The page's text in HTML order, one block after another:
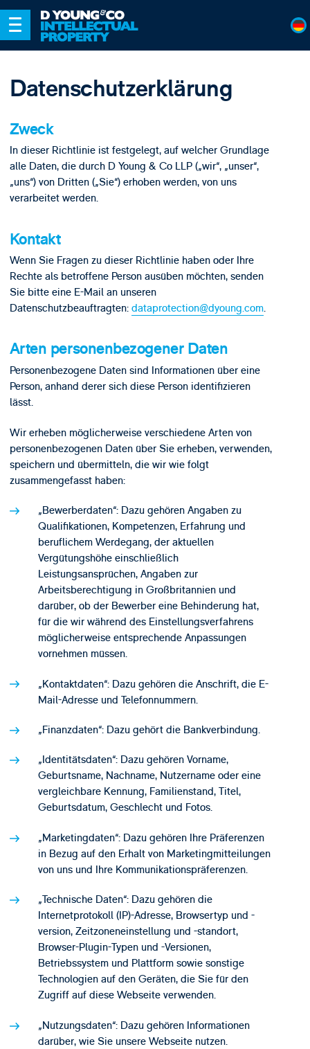
Datenschutzerklärung
Zweck
In dieser Richtlinie ist festgelegt, auf welcher Grundlage
alle Daten, die durch D Young & Co LLP („wir“, „unser“,
„uns“) von Dritten („Sie“) erhoben werden, von uns
verarbeitet werden.
Kontakt
Wenn Sie Fragen zu dieser Richtlinie haben oder Ihre
Rechte als betroffene Person ausüben möchten, senden
Sie bitte eine E-Mail an unseren
Datenschutzbeauftragten: dataprotection@dyoung.com.
Arten personenbezogener Daten
Personenbezogene Daten sind Informationen über eine
Person, anhand derer sich diese Person identifizieren
lässt.
Wir erheben möglicherweise verschiedene Arten von
personenbezogenen Daten über Sie erheben, verwenden,
speichern und übermitteln, die wir wie folgt
zusammengefasst haben:
„Bewerberdaten“: Dazu gehören Angaben zu
Qualifikationen, Kompetenzen, Erfahrung und
beruflichem Werdegang, der aktuellen
Vergütungshöhe einschließlich
Leistungsansprüchen, Angaben zur
Arbeitsberechtigung in Großbritannien und
darüber, ob der Bewerber eine Behinderung hat,
für die wir während des Einstellungsverfahrens
möglicherweise entsprechende Anpassungen
vornehmen müssen.
„Kontaktdaten“: Dazu gehören die Anschrift, die E-
Mail-Adresse und Telefonnummern.
„Finanzdaten“: Dazu gehört die Bankverbindung.
„Identitätsdaten“: Dazu gehören Vorname,
Geburtsname, Nachname, Nutzername oder eine
vergleichbare Kennung, Familienstand, Titel,
Geburtsdatum, Geschlecht und Fotos.
„Marketingdaten“: Dazu gehören Ihre Präferenzen
in Bezug auf den Erhalt von Marketingmitteilungen
von uns und Ihre Kommunikationspräferenzen.
„Technische Daten“: Dazu gehören die
Internetprotokoll (IP)-Adresse, Browsertyp und -
version, Zeitzoneneinstellung und -standort,
Browser-Plugin-Typen und -Versionen,
Betriebssystem und Plattform sowie sonstige
Technologien auf den Geräten, die Sie für den
Zugriff auf diese Webseite verwenden.
„Nutzungsdaten“: Dazu gehören Informationen
darüber, wie Sie unsere Webseite nutzen.